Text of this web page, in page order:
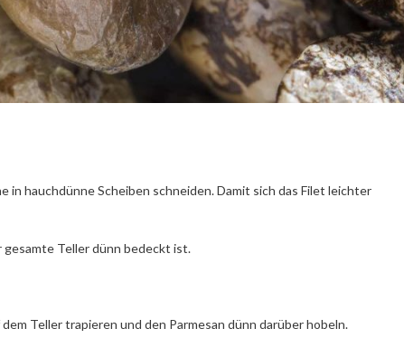
hauchdünne Scheiben schneiden. Damit sich das Filet leichter
gesamte Teller dünn bedeckt ist.
Teller trapieren und den Parmesan dünn darüber hobeln.